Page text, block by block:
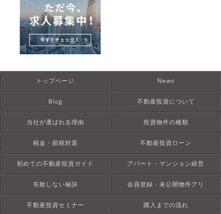
トップページ News
Blog 不動産投資について
当社が選ばれる理由 投資物件の種類
税金・節税対策 不動産投資ローン
初めての不動産投資ガイド アパート・マンション経営
失敗しない秘訣 会員登録・未公開物件アリ
不動産投資セミナー 購入までの流れ